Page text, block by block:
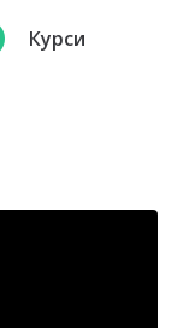
Курси